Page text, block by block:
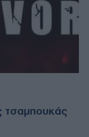
τσαμπουκάς